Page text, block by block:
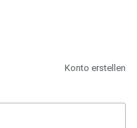
Konto erstellen